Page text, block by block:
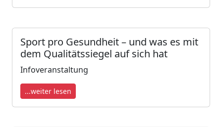
Sport pro Gesundheit – und was es mit
dem Qualitätssiegel auf sich hat
Infoveranstaltung
...weiter lesen